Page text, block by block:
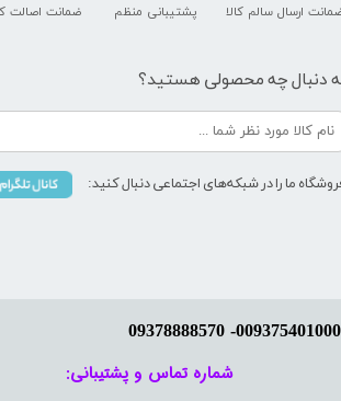
شماره تماس و پشتیبانی: ​​​​​​​
پشتیبانی منظم ارسال سالم کالا ضمانت اصالت
دنبال چه محصولی هستید؟
ما را در شبکه‌های اجتماعی دنبال کنید: